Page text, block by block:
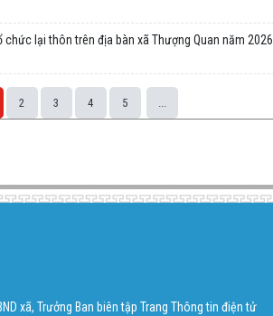
lại thôn trên địa bàn xã Thượng Quan năm 2026
2 3 4 5 ...
xã, Trưởng Ban biên tập Trang Thông tin điện tử